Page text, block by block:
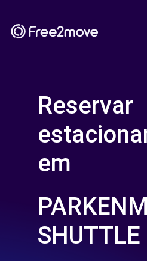
Reservar
em
SHUTTLE